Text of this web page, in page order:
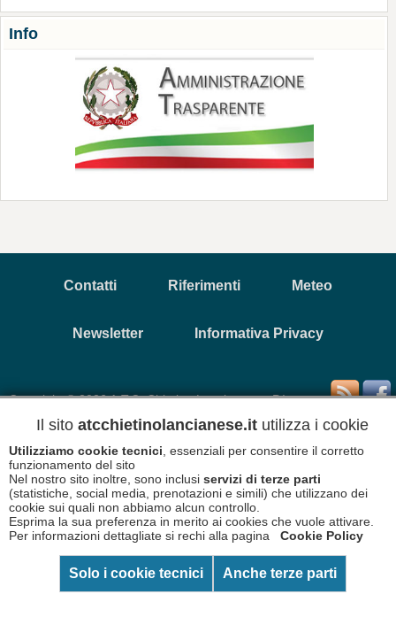
Info
Contatti Riferimenti Meteo
Newsletter Informativa Privacy
Copyright © 2026 A.T.C. Chietino Lancianese - P.Iva
Disclaimer
Informativa Cookies
Il sito atcchietinolancianese.it utilizza i cookie
Utilizziamo cookie tecnici , essenziali per consentire il corretto
funzionamento del sito
Nel nostro sito inoltre, sono inclusi servizi di terze parti
(statistiche, social media, prenotazioni e simili) che utilizzano dei
cookie sui quali non abbiamo alcun controllo.
Esprima la sua preferenza in merito ai cookies che vuole attivare.
Per informazioni dettagliate si rechi alla pagina
Cookie Policy
Solo i cookie tecnici Anche terze parti